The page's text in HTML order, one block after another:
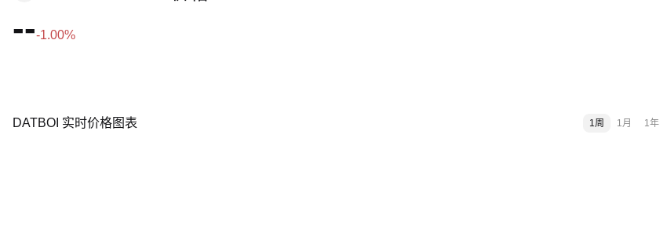
---1.00%
DATBOI 实时价格图表 1周 1月 1年